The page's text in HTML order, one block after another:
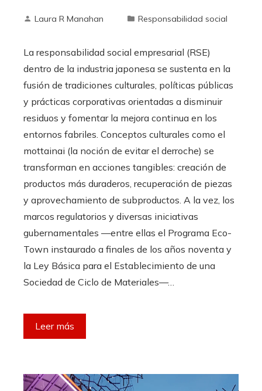
Laura R Manahan Responsabilidad social
La responsabilidad social empresarial (RSE)
dentro de la industria japonesa se sustenta en la
fusión de tradiciones culturales, políticas públicas
y prácticas corporativas orientadas a disminuir
residuos y fomentar la mejora continua en los
entornos fabriles. Conceptos culturales como el
mottainai (la noción de evitar el derroche) se
transforman en acciones tangibles: creación de
productos más duraderos, recuperación de piezas
y aprovechamiento de subproductos. A la vez, los
marcos regulatorios y diversas iniciativas
gubernamentales —entre ellas el Programa Eco-
Town instaurado a finales de los años noventa y
la Ley Básica para el Establecimiento de una
Sociedad de Ciclo de Materiales—…
Leer más